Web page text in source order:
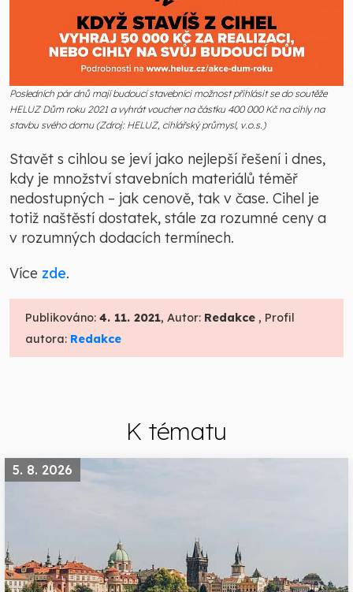
Posledních pár dnů mají budoucí stavebníci možnost přihlásit se do soutěže
HELUZ Dům roku 2021 a vyhrát voucher na částku 400 000 Kč na cihly na
stavbu svého domu (Zdroj: HELUZ, cihlářský průmysl, v.o.s.)
Stavět s cihlou se jeví jako nejlepší řešení i dnes,
kdy je množství stavebních materiálů téměř
nedostupných – jak cenově, tak v čase. Cihel je
totiž naštěstí dostatek, stále za rozumné ceny a
v rozumných dodacích termínech.
Více zde.
Publikováno: 4. 11. 2021, Autor: Redakce , Profil
autora: Redakce
K tématu
5. 8. 2026